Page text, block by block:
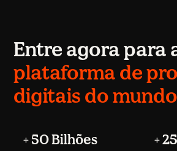
Entre agora para
plataforma de
digitais do
+ 50 Bilhões +